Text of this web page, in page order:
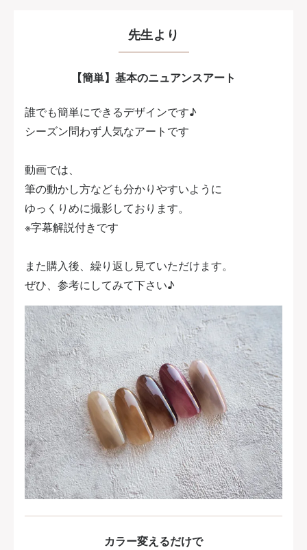
先生より
【簡単】基本のニュアンスアート
誰でも簡単にできるデザインです♪
シーズン問わず人気なアートです
動画では、
筆の動かし方なども分かりやすいように
ゆっくりめに撮影しております。
※字幕解説付きです
また購入後、繰り返し見ていただけます。
ぜひ、参考にしてみて下さい♪
カラー変えるだけで